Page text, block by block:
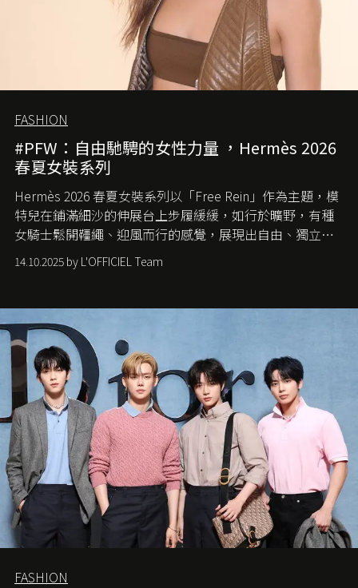
FASHION
#PFW：自由馳騁的女性力量 ，Hermès 2026
春夏女裝系列
Hermès 2026 春夏女裝系列以「Free Rein」作為主題，模
特兒在鋪滿細沙的伸展台上步履緩緩，如行於曠野，有種
女騎士鬆開韁繩、迎風而行的感覺，展現出自由、獨立與
從容的態度。
14.10.2025 by L'OFFICIEL Team
FASHION